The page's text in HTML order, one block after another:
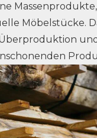
Möbelstücke.